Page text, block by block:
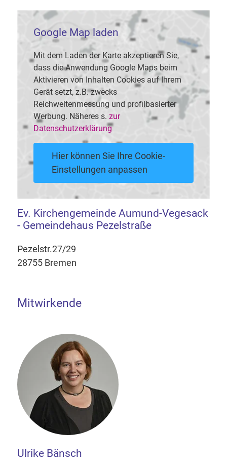
Google Map laden
Mit dem Laden der Karte akzeptieren Sie,
dass die Anwendung Google Maps beim
Aktivieren von Inhalten Cookies auf Ihrem
Gerät setzt, z.B. zwecks
Reichweitenmessung und profilbasierter
Werbung. Näheres s. zur
Datenschutzerklärung
Hier können Sie Ihre Cookie-
Einstellungen anpassen
Ev. Kirchengemeinde Aumund-Vegesack
- Gemeindehaus Pezelstraße
Pezelstr.27/29
28755 Bremen
Mitwirkende
Ulrike Bänsch